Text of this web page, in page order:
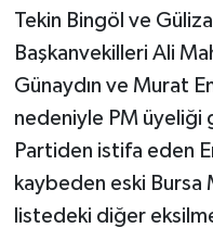
Tekin Bingöl ve
Başkanvekilleri Ali
Günaydın ve Murat
nedeniyle PM üyeliği
Partiden istifa eden
kaybeden eski Bursa
listedeki diğer